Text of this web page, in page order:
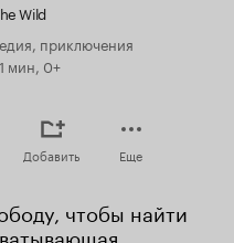
Wild
приключения
мин, 0+
Добавить Еще
чтобы найти